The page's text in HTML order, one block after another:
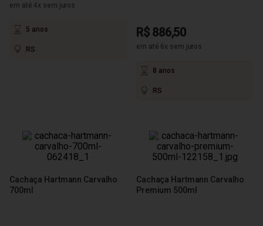
em até 4x sem juros
5 anos
RS
R$ 886,50
em até 6x sem juros
8 anos
RS
Cachaça Hartmann Carvalho
700ml
Cachaça Hartmann Carvalho
Premium 500ml